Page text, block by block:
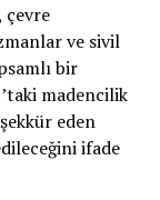
çevre
ve sivil
bir
madencilik
eden
ifade